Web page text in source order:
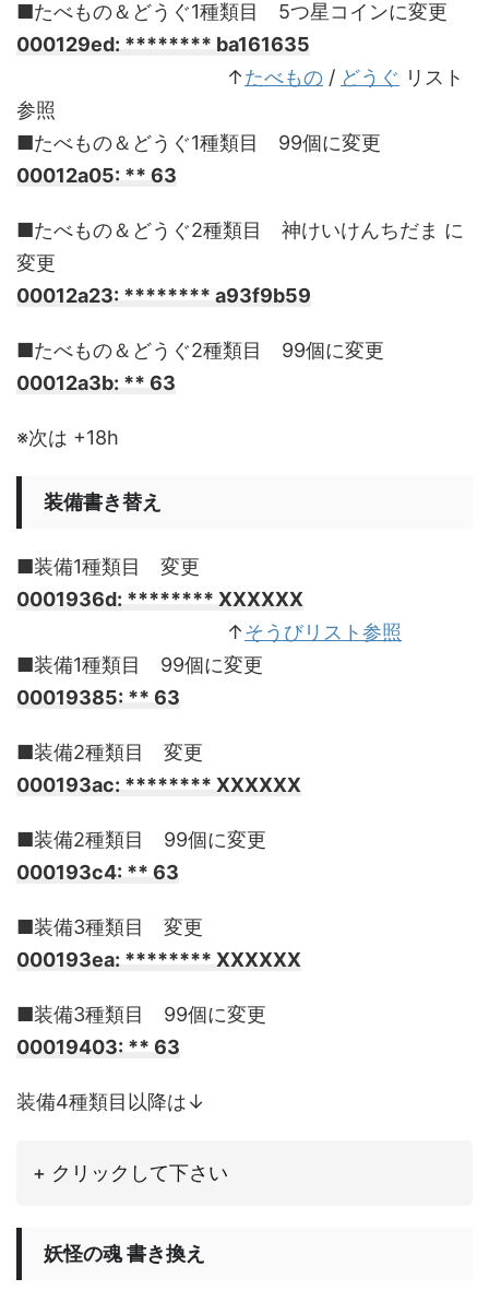
■たべもの＆どうぐ1種類目 5つ星コインに変更
000129ed: ******** ba161635
↑たべもの / どうぐ リスト
参照
■たべもの＆どうぐ1種類目 99個に変更
00012a05: ** 63
■たべもの＆どうぐ2種類目 神けいけんちだま に
変更
00012a23: ******** a93f9b59
■たべもの＆どうぐ2種類目 99個に変更
00012a3b: ** 63
※次は +18h
装備書き替え
■装備1種類目 変更
0001936d: ******** XXXXXX
↑そうびリスト参照
■装備1種類目 99個に変更
00019385: ** 63
■装備2種類目 変更
000193ac: ******** XXXXXX
■装備2種類目 99個に変更
000193c4: ** 63
■装備3種類目 変更
000193ea: ******** XXXXXX
■装備3種類目 99個に変更
00019403: ** 63
装備4種類目以降は↓
+ クリックして下さい
妖怪の魂 書き換え